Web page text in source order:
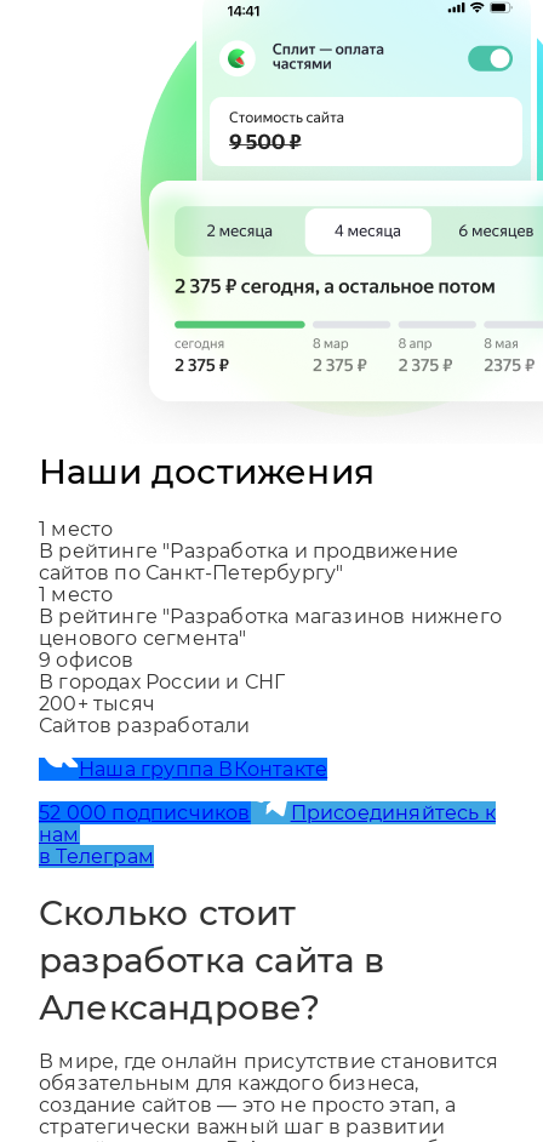
Наши достижения
1место
В рейтинге "Разработка и продвижение
сайтов по Санкт-Петербургу"
1место
В рейтинге "Разработка магазинов нижнего
ценового сегмента"
9 офисов
В городах России и СНГ
200+тысяч
52 000 подписчиков
нам
Сколько стоит
разработка сайта в
Александрове?
В мире, где онлайн присутствие становится
обязательным для каждого бизнеса,
создание сайтов — это не просто этап, а